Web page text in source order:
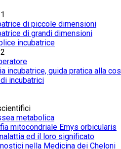
di piccole dimensioni
di grandi dimensioni
incubatrice
incubatrice, guida pratica alla
incubatrici
metabolica
mitocondriale Emys orbicularis
ed il loro significato
nella Medicina dei Cheloni